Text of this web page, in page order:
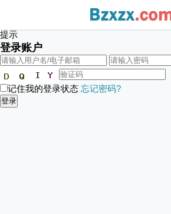
提示
登录账户
记住我的登录状态 忘记密码?
登录